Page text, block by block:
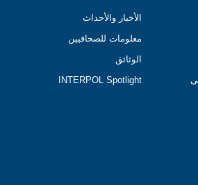
الأخبار والأحداث
معلومات للصحافيين
الوثائق
INTERPOL Spotlight